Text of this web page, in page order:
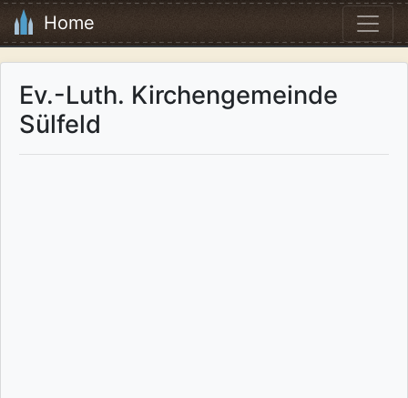
Home
Ev.-Luth. Kirchengemeinde
Sülfeld